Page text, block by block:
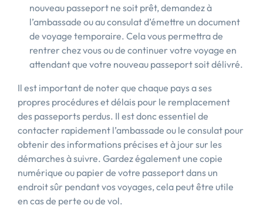
nouveau passeport ne soit prêt, demandez à
l’ambassade ou au consulat d’émettre un document
de voyage temporaire. Cela vous permettra de
rentrer chez vous ou de continuer votre voyage en
attendant que votre nouveau passeport soit délivré.
Il est important de noter que chaque pays a ses
propres procédures et délais pour le remplacement
des passeports perdus. Il est donc essentiel de
contacter rapidement l’ambassade ou le consulat pour
obtenir des informations précises et à jour sur les
démarches à suivre. Gardez également une copie
numérique ou papier de votre passeport dans un
endroit sûr pendant vos voyages, cela peut être utile
en cas de perte ou de vol.